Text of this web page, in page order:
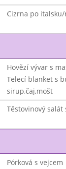
Cizrna po
Hovězí vývar s
Telecí blanket s
sirup,čaj,mošt
Těstovinový salát
Pórková s vejcem